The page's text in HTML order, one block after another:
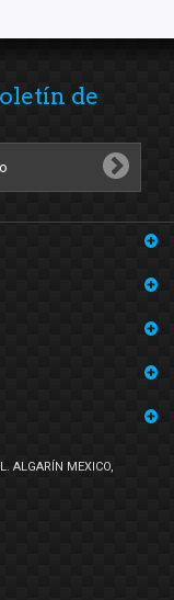
de
ALGARÍN MEXICO,